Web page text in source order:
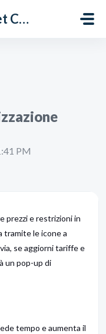
RoomRaccoon Ticket Centre
PM
prezzi e restrizioni in
tramite le icone a
se aggiorni tariffe e
un pop-up di
tempo e aumenta il